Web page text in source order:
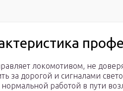
локомотивом, не
за дорогой и сигналами
работой в пути